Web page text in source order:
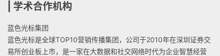
| 学术合作机构
蓝色光标集团
蓝色光标是全球TOP10营销传播集团，公司于2010年在深圳证券交
易所创业板上市，是一家在大数据和社交网络时代为企业智慧经营